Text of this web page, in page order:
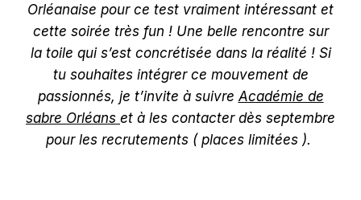
Orléanaise pour ce test vraiment intéressant et
cette soirée très fun ! Une belle rencontre sur
la toile qui s’est concrétisée dans la réalité ! Si
tu souhaites intégrer ce mouvement de
passionnés, je t’invite à suivre Académie de
sabre Orléans et à les contacter dès septembre
pour les recrutements ( places limitées ).